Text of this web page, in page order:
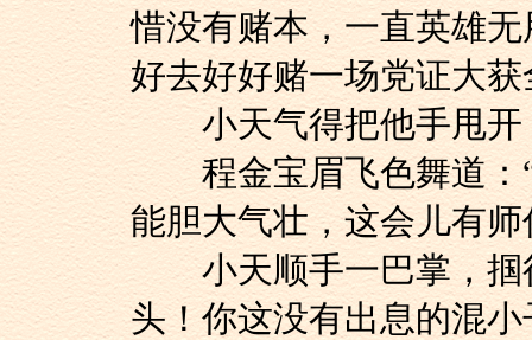
惜没有赌本，一直英雄
好去好好赌一场党证大获
小天气得把他手甩开
程金宝眉飞色舞道：“
能胆大气壮，这会儿有
小天顺手一巴掌，掴
头！你这没有出息的混